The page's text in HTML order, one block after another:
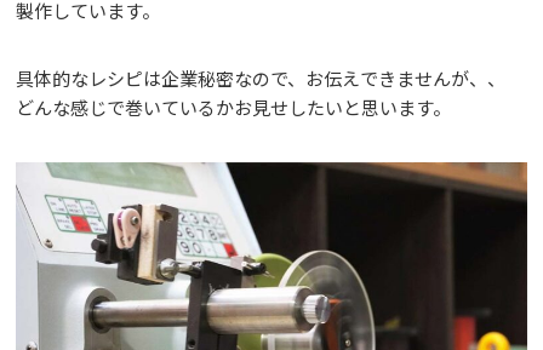
製作しています。
具体的なレシピは企業秘密なので、お伝えできませんが、、
どんな感じで巻いているかお見せしたいと思います。